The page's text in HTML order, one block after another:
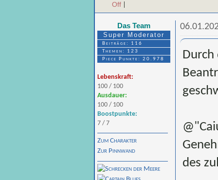
Off
Das Team
Super Moderator
Beiträge: 116
Themen: 123
Piece Punkte: 20.978
Lebenskraft:
100 / 100
Ausdauer:
100 / 100
Boostpunkte:
7 / 7
Zum Charakter
Zur Pinnwand
Durch
des